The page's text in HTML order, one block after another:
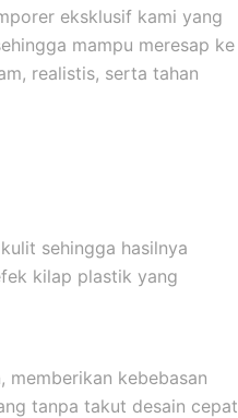
eksklusif kami yang
mampu meresap ke
realistis, serta tahan
sehingga hasilnya
kilap plastik yang
memberikan kebebasan
tanpa takut desain cepat